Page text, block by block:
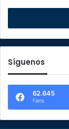
Síguenos
62.645
Fans